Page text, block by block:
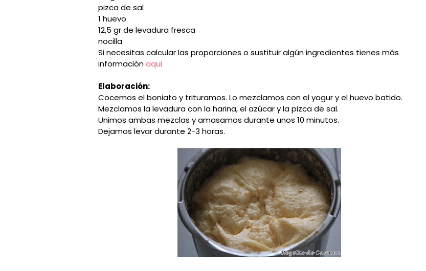
pizca de sal
1 huevo
12,5 gr de levadura fresca
nocilla
Si necesitas calcular las proporciones o sustituir algún ingredientes tienes más
informaciónaqui
Elaboración:
Cocemos el boniato y trituramos. Lo mezclamos con el yogur y el huevo batido.
Mezclamos la levadura con la harina, el azúcar y la pizca de sal.
Unimos ambas mezclas y amasamos durante unos 10 minutos.
Dejamos levar durante 2-3 horas.